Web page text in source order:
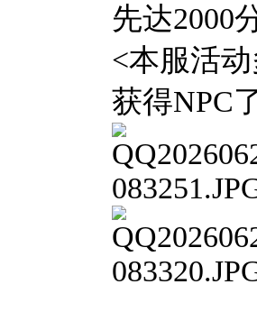
先达2000
<本服活
获得NPC